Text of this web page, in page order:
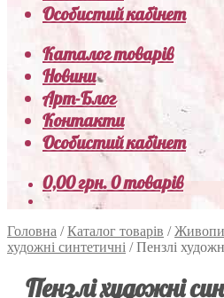
Особистий кабінет
Каталог товарів
Новини
Арт-Блог
Контакти
Особистий кабінет
0,00грн.0 товарів
Головна /Каталог товарів /
художні синтетичні /Пензлі
Пензлі художні